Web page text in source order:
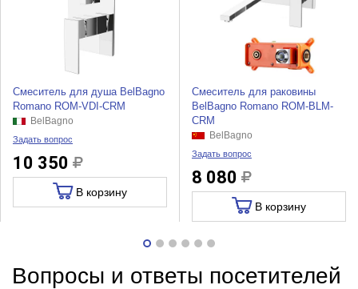
Смеситель для душа BelBagno
Romano ROM-VDI-CRM
BelBagno
Задать вопрос
10 350
В корзину
Смеситель для раковины
BelBagno Romano ROM-BLM-
CRM
BelBagno
Задать вопрос
8 080
В корзину
Вопросы и ответы посетителей